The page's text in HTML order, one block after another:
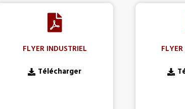
FLYER INDUSTRIEL
Télécharger